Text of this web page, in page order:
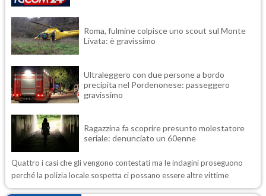
Roma, fulmine colpisce uno scout sul Monte
Livata: è gravissimo
Ultraleggero con due persone a bordo
precipita nel Pordenonese: passeggero
gravissimo
Ragazzina fa scoprire presunto molestatore
seriale: denunciato un 60enne
Quattro i casi che gli vengono contestati ma le indagini proseguono
perché la polizia locale sospetta ci possano essere altre vittime